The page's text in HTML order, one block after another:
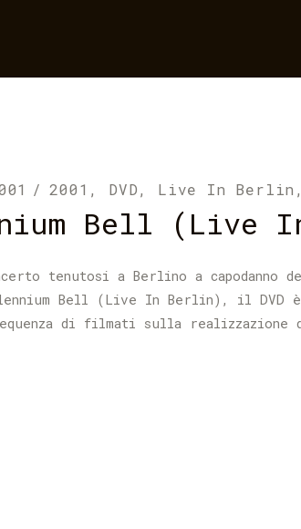
2001 , DVD, Live In Berlin
Bell (Live
tenutosi a Berlino a capodanno
Bell (Live In Berlin), il DVD è
di filmati sulla realizzazione